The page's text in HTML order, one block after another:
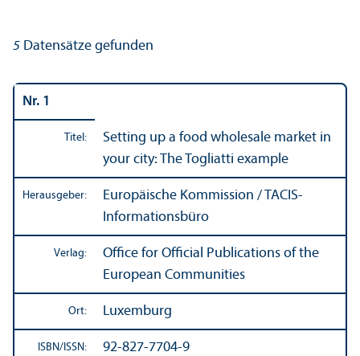
5 Datensätze gefunden
Nr. 1
Titel:
Setting up a food wholesale market in
your city: The Togliatti example
Herausgeber:
Europäische Kommission / TACIS-
Informations­büro
Verlag:
Office for Official Publications of the
European Communities
Ort: Luxemburg
ISBN/ ISSN: 92-827-7704-9